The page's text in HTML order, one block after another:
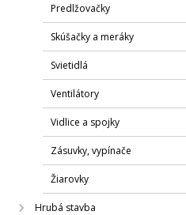
Predlžovačky
Skúšačky a meráky
Svietidlá
Ventilátory
Vidlice a spojky
Zásuvky, vypínače
Žiarovky
Hrubá stavba